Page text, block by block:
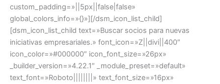
custom_padding=»||5px||false|false»
global_colors_info=»{}»][/dsm_icon_list_child]
[dsm_icon_list_child text=»Buscar socios para nuevas
iniciativas empresariales.» font_icon=»Z||divi||400″
icon_color=»#000000″ icon_font_size=»26px»
_builder_version=»4.22.1″ _module_preset=»default»
text_font=»Roboto||||||||» text_font_size=»16px»